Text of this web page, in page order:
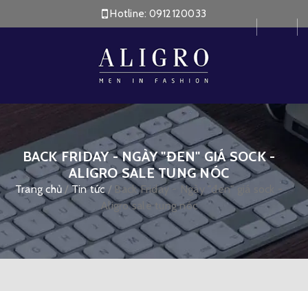
Hotline: 0912120033
BACK FRIDAY - NGÀY "ĐEN" GIÁ SOCK -
ALIGRO SALE TUNG NÓC
Trang chủ /Tin tức / Back Friday - Ngày "đen" giá sock -
Aligro sale tung nóc